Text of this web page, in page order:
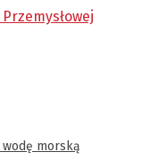
wodę morską